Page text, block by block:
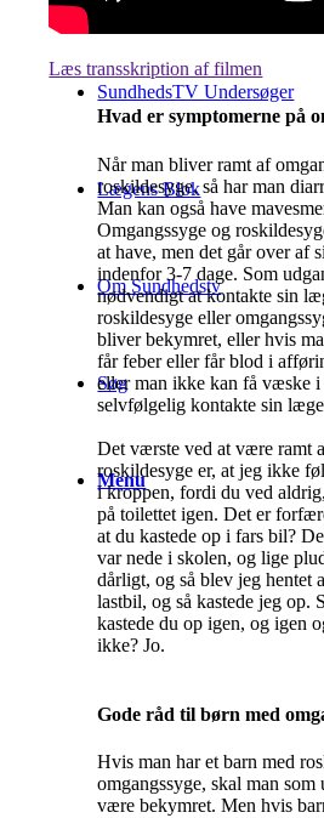
SundhedsTV Undersøger
Lægens Blok
Om Sundhedstv
Søg
Menu
Læs transskription af filmen
Hvad er symptomerne på
Når man bliver ramt af
roskildesyge, så har man
Man kan også have
Omgangssyge og
at have, men det går over af
indenfor 3-7 dage. Som
nødvendigt at kontakte sin
roskildesyge eller
bliver bekymret, eller hvis
får feber eller får blod i
eller man ikke kan få væske i
selvfølgelig kontakte sin
Det værste ved at være ramt
roskildesyge er, at jeg ikke
i kroppen, fordi du ved
på toilettet igen. Det er
at du kastede op i fars bil?
var nede i skolen, og lige
dårligt, og så blev jeg hentet
lastbil, og så kastede jeg op.
kastede du op igen, og igen
ikke? Jo.
Gode råd til børn med
Hvis man har et barn med
omgangssyge, skal man
være bekymret. Men hvis